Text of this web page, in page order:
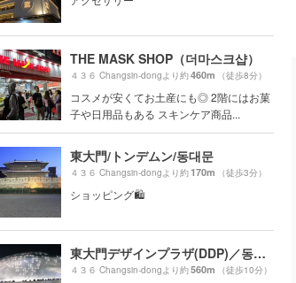
THE MASK SHOP（더마스크샵）
４３６ Changsin-dongより約460m （徒歩8分）
コスメが安くてお土産にも◎ 2階にはお菓
子や日用品もある スキンケア商品...
東大門/トンデムン/동대문
４３６ Changsin-dongより約170m （徒歩3分）
ショッピング🛍
東大門デザインプラザ(DDP)／동대문디자인플라자
４３６ Changsin-dongより約560m （徒歩10分）